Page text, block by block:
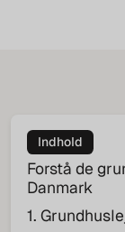
Indhold
Forstå de
Danmark
1.